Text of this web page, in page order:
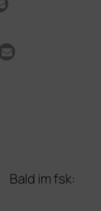
Bald im fsk: